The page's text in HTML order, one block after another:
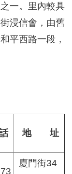
一。里內較具
浸信會，由舊
平西路一段，
地 址
廈門街34